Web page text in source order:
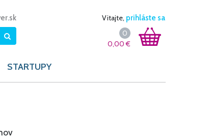
Vitajte, prihláste sa
0
0,00€
STARTUPY